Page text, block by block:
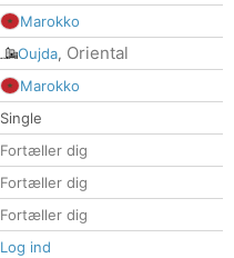
Marokko
Oujda, Oriental
Marokko
Single
Fortæller dig
Fortæller dig
Fortæller dig
Log ind